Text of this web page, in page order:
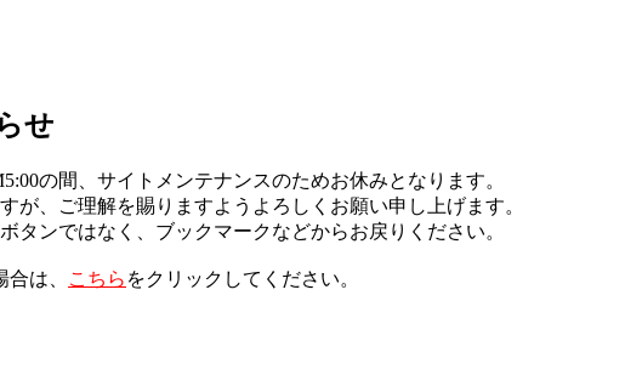
せ
の間、サイトメンテナンスのためお休みとなります。
が、ご理解を賜りますようよろしくお願い申し上げます。
タンではなく、ブックマークなどからお戻りください。
は、 こちら をクリックしてください。